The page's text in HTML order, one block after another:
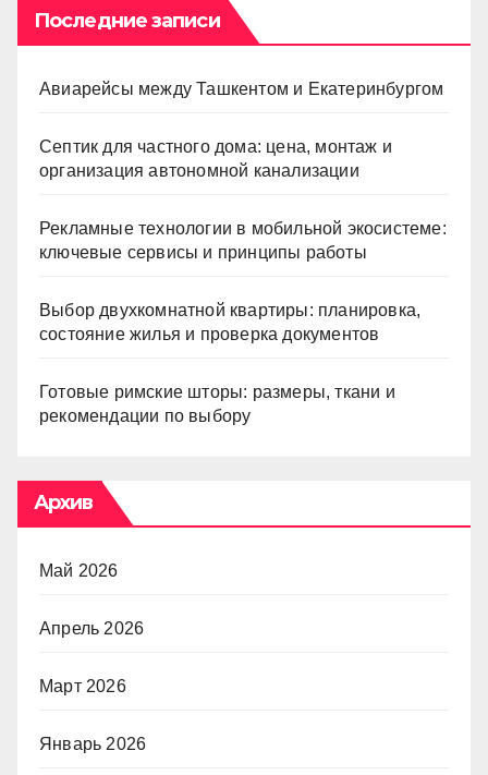
Последние записи
Авиарейсы между Ташкентом и Екатеринбургом
Септик для частного дома: цена, монтаж и
организация автономной канализации
Рекламные технологии в мобильной экосистеме:
ключевые сервисы и принципы работы
Выбор двухкомнатной квартиры: планировка,
состояние жилья и проверка документов
Готовые римские шторы: размеры, ткани и
рекомендации по выбору
Архив
Май 2026
Апрель 2026
Март 2026
Январь 2026